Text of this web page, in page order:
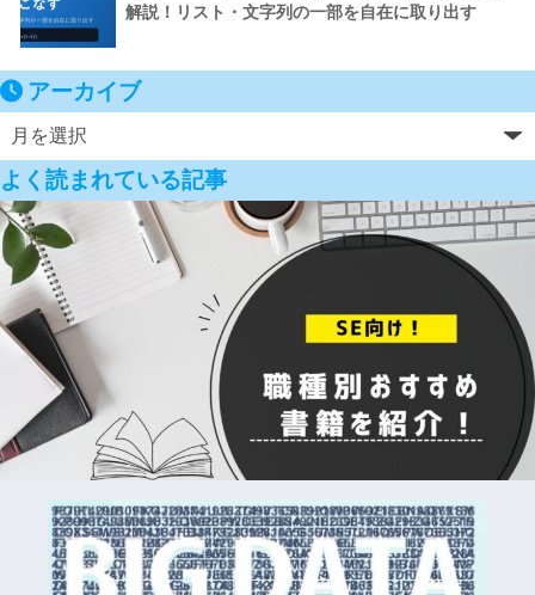
解説！リスト・文字列の一部を自在に取り出す
アーカイブ
よく読まれている記事